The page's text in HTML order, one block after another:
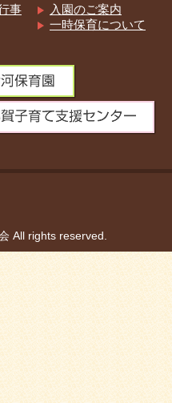
事
入園のご案内
一時保育について
All rights reserved.